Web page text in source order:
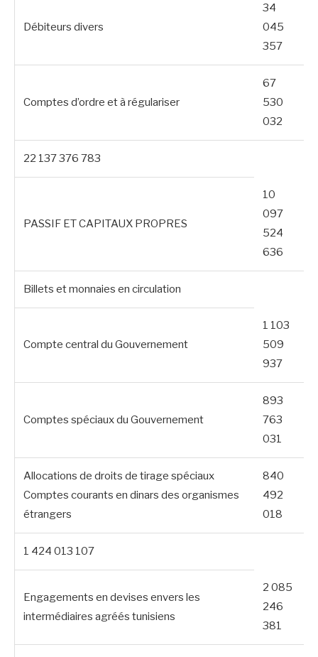
Débiteurs divers
34
045
357
Comptes d’ordre et à régulariser
67
530
032
22 137 376 783
PASSIF ET CAPITAUX PROPRES
10
097
524
636
Billets et monnaies en circulation
Compte central du Gouvernement
1 103
509
937
Comptes spéciaux du Gouvernement
893
763
031
Allocations de droits de tirage spéciaux
Comptes courants en dinars des organismes
étrangers
840
492
018
1 424 013 107
Engagements en devises envers les
intermédiaires agréés tunisiens
2 085
246
381